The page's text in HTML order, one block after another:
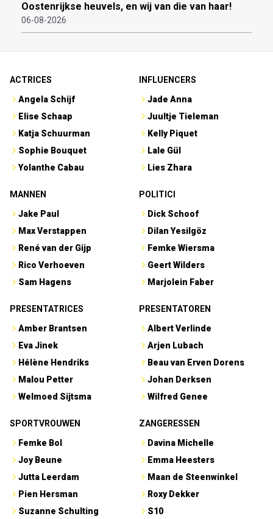
Oostenrijkse heuvels, en wij van die van haar!
06-08-2026
ACTRICES
Angela Schijf
Elise Schaap
Katja Schuurman
Sophie Bouquet
Yolanthe Cabau
INFLUENCERS
Jade Anna
Juultje Tieleman
Kelly Piquet
Lale Gül
Lies Zhara
MANNEN
Jake Paul
Max Verstappen
René van der Gijp
Rico Verhoeven
Sam Hagens
POLITICI
Dick Schoof
Dilan Yesilgöz
Femke Wiersma
Geert Wilders
Marjolein Faber
PRESENTATRICES
Amber Brantsen
Eva Jinek
Hélène Hendriks
Malou Petter
Welmoed Sijtsma
PRESENTATOREN
Albert Verlinde
Arjen Lubach
Beau van Erven Dorens
Johan Derksen
Wilfred Genee
SPORTVROUWEN
Femke Bol
Joy Beune
Jutta Leerdam
Pien Hersman
Suzanne Schulting
ZANGERESSEN
Davina Michelle
Emma Heesters
Maan de Steenwinkel
Roxy Dekker
S10